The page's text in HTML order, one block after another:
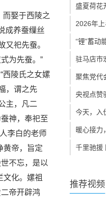
而娶于西陵之
成养蚕缫丝
又祀先蚕。
为先蚕。”
西陵氏之女嫘
，谓之先
主，凡二
神，奉祀至
李白的老师
黄帝，旨定
不忘，是以
文化。嫘祖
帝开辟鸿
盛夏荷花
2026年
“锂”蓄动
驻马店市
聚焦党代
央视点赞
今天，入
暖心接力
千里驰援
推荐视频